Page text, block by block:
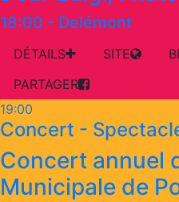
18:00 - Delémont
DÉTAILS SITE
PARTAGER
19:00
Concert -
Concert annuel
Municipale de